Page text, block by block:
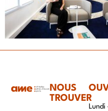
NOUS
TROUVER
Lundi